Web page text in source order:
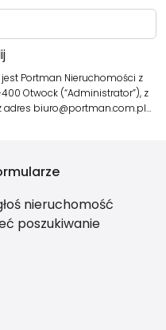
Portman Nieruchomości z
Otwock (“Administrator”), z
adres biuro@portman.com.pl…
nieruchomość
poszukiwanie